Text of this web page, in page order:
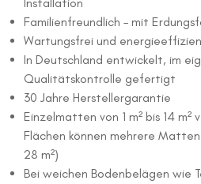
Familienfreundlich – mit
Wartungsfrei und
In Deutschland entwickelt, im
Qualitätskontrolle gefertigt
30 Jahre Herstellergarantie
Einzelmatten von 1 m² bis 14
Flächen können mehrere
28 m²)
Bei weichen Bodenbelägen wie